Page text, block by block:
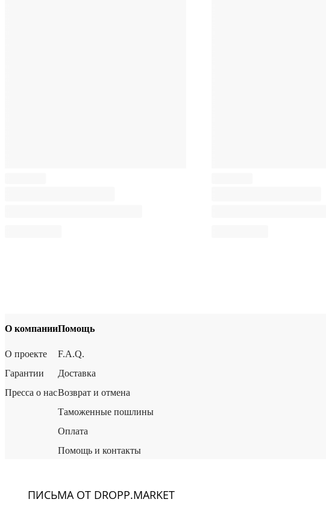
О компании
О проекте
Гарантии
Пресса о нас
Помощь
F.A.Q.
Доставка
Возврат и отмена
Таможенные пошлины
Оплата
Помощь и контакты
ПИСЬМА ОТ DROPP.MARKET